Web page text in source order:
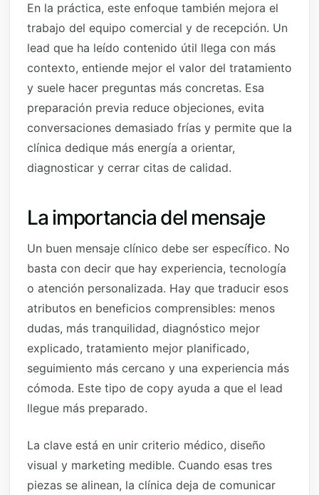
En la práctica, este enfoque también mejora el
trabajo del equipo comercial y de recepción. Un
lead que ha leído contenido útil llega con más
contexto, entiende mejor el valor del tratamiento
y suele hacer preguntas más concretas. Esa
preparación previa reduce objeciones, evita
conversaciones demasiado frías y permite que la
clínica dedique más energía a orientar,
diagnosticar y cerrar citas de calidad.
La importancia del mensaje
Un buen mensaje clínico debe ser específico. No
basta con decir que hay experiencia, tecnología
o atención personalizada. Hay que traducir esos
atributos en beneficios comprensibles: menos
dudas, más tranquilidad, diagnóstico mejor
explicado, tratamiento mejor planificado,
seguimiento más cercano y una experiencia más
cómoda. Este tipo de copy ayuda a que el lead
llegue más preparado.
La clave está en unir criterio médico, diseño
visual y marketing medible. Cuando esas tres
piezas se alinean, la clínica deja de comunicar